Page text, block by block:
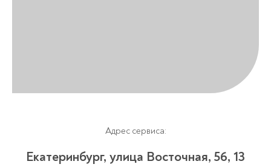
Адрес сервиса:
Екатеринбург, улица Восточная, 56, 13